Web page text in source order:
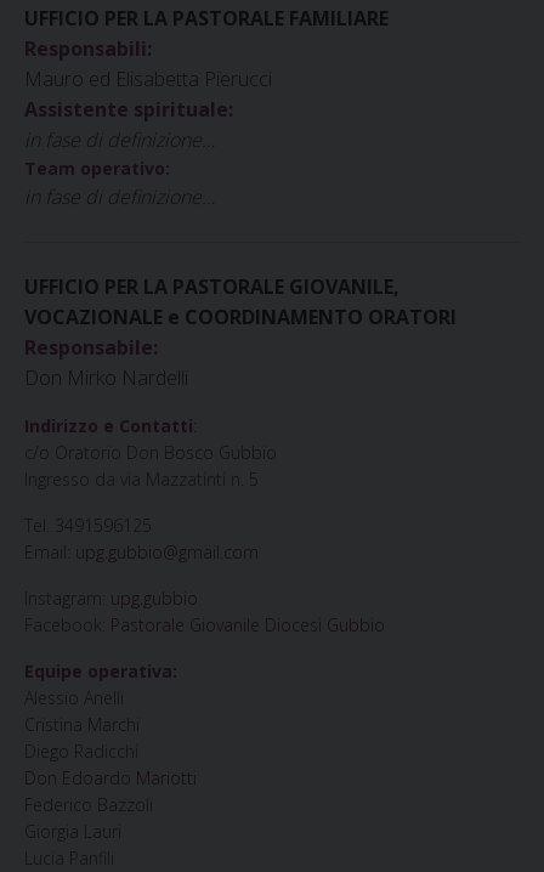
UFFICIO PER LA PASTORALE FAMILIARE
Responsabili:
Mauro ed Elisabetta Pierucci
Assistente spirituale:
in fase di definizione…
Team operativo:
in fase di definizione…
UFFICIO PER LA PASTORALE GIOVANILE,
VOCAZIONALE e COORDINAMENTO ORATORI
Responsabile:
Don Mirko Nardelli
Indirizzo e Contatti
c/o Oratorio Don Bosco Gubbio
Ingresso da via Mazzatinti n. 5
Tel. 3491596125
Email: upg.gubbio@gmail.com
Instagram: upg.gubbio
Facebook: Pastorale Giovanile Diocesi Gubbio
Equipe operativa:
Alessio Anelli
Cristina Marchi
Diego Radicchi
Don Edoardo Mariotti
Federico Bazzoli
Giorgia Lauri
Lucia Panfili